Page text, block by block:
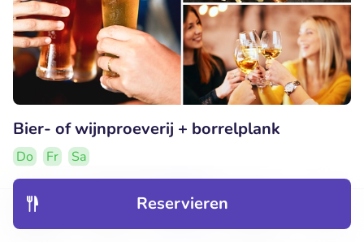
Entdecken
Reservieren
Bier- of wijnproeverij + borrelplank
Do Fr
Sa
9.9